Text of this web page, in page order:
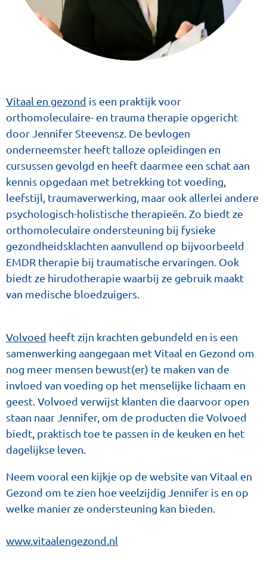
Vitaal en gezond is een praktijk voor
orthomoleculaire- en trauma therapie opgericht
door Jennifer Steevensz. De bevlogen
onderneemster heeft talloze opleidingen en
cursussen gevolgd en heeft daarmee een schat aan
kennis opgedaan met betrekking tot voeding,
leefstijl, traumaverwerking, maar ook allerlei andere
psychologisch-holistische therapieën. Zo biedt ze
orthomoleculaire ondersteuning bij fysieke
gezondheidsklachten aanvullend op bijvoorbeeld
EMDR therapie bij traumatische ervaringen. Ook
biedt ze hirudotherapie waarbij ze gebruik maakt
van medische bloedzuigers.
Volvoed heeft zijn krachten gebundeld en is een
samenwerking aangegaan met Vitaal en Gezond om
nog meer mensen bewust(er) te maken van de
invloed van voeding op het menselijke lichaam en
geest. Volvoed verwijst klanten die daarvoor open
staan naar Jennifer, om de producten die Volvoed
biedt, praktisch toe te passen in de keuken en het
dagelijkse leven.
Neem vooral een kijkje op de website van Vitaal en
Gezond om te zien hoe veelzijdig Jennifer is en op
welke manier ze ondersteuning kan bieden.
www.vitaalengezond.nl